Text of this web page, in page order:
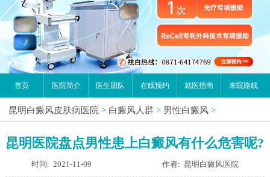
首页 医院简介 医生团队 在线预约 就医指南 来院路线
昆明白癜风皮肤病医院 > 白癜风人群 > 男性白癜风 >
昆明医院盘点男性患上白癜风有什么危害呢?
时间: 2021-11-09 作者: 昆明白癜风医院